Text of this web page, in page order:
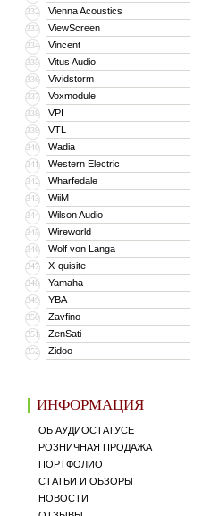
332 Vienna Acoustics
333 ViewScreen
334 Vincent
335 Vitus Audio
336 Vividstorm
337 Voxmodule
338 VPI
339 VTL
340 Wadia
341 Western Electric
342 Wharfedale
343 WiiM
344 Wilson Audio
345 Wireworld
346 Wolf von Langa
347 X-quisite
348 Yamaha
349 YBA
350 Zavfino
351 ZenSati
352 Zidoo
ИНФОРМАЦИЯ
ОБ АУДИОСТАТУСЕ
РОЗНИЧНАЯ ПРОДАЖА
ПОРТФОЛИО
СТАТЬИ И ОБЗОРЫ
НОВОСТИ